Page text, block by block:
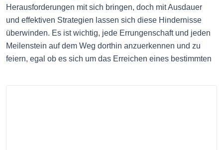
Herausforderungen mit sich bringen, doch mit Ausdauer
und effektiven Strategien lassen sich diese Hindernisse
überwinden. Es ist wichtig, jede Errungenschaft und jeden
Meilenstein auf dem Weg dorthin anzuerkennen und zu
feiern, egal ob es sich um das Erreichen eines bestimmten